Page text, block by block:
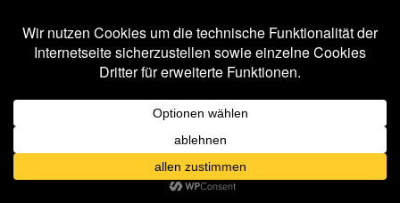
FIDDLERS
GREEN